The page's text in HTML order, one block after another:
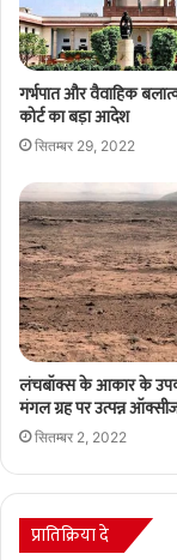
गर्भपात और वैवाहिक
कोर्ट का बड़ा आदेश
सितम्बर 29, 2022
लंचबॉक्स के आकार के
मंगल ग्रह पर उत्पन्न
सितम्बर 2, 2022
प्रातिक्रिया दे